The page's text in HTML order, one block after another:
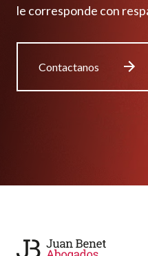
le corresponde con
Contactanos